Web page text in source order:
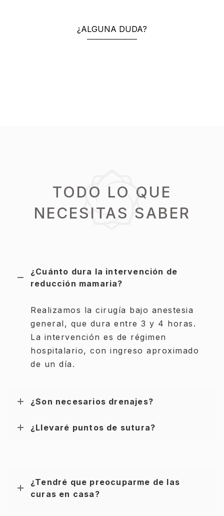
¿ALGUNA DUDA?
TODO LO QUE
NECESITAS SABER
¿Cuánto dura la intervención de
reducción mamaria?
Realizamos la cirugía bajo anestesia
general, que dura entre 3 y 4 horas.
La intervención es de régimen
hospitalario, con ingreso aproximado
de un día.
¿Son necesarios drenajes?
¿Llevaré puntos de sutura?
¿Tendré que preocuparme de las
curas en casa?